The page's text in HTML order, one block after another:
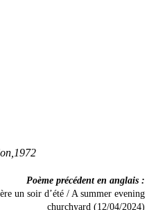
Poème précédent en anglais :
un soir d’été / A summer evening
churchyard (12/04/2024)